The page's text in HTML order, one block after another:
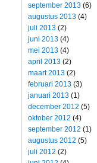
september 2013 (6)
augustus 2013 (4)
juli 2013 (2)
juni 2013 (4)
mei 2013 (4)
april 2013 (2)
maart 2013 (2)
februari 2013 (3)
januari 2013 (1)
december 2012 (5)
oktober 2012 (4)
september 2012 (1)
augustus 2012 (5)
juli 2012 (2)